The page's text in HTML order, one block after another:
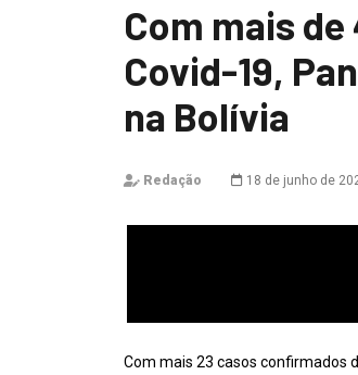
Com mais
Covid-19,
na Bolívia
Redação 18 de junho de
Com mais 23 casos confirmados